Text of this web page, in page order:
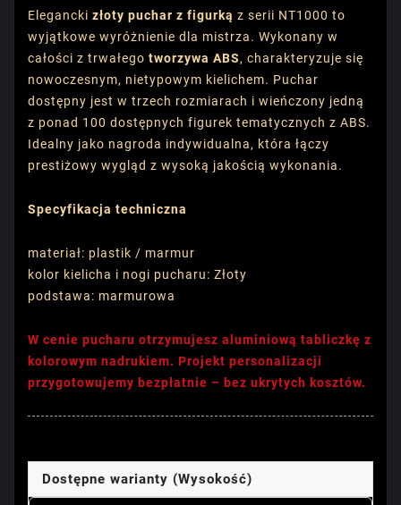
Elegancki złoty puchar z figurką z serii NT1000 to
wyjątkowe wyróżnienie dla mistrza. Wykonany w
całości z trwałego tworzywa ABS, charakteryzuje się
nowoczesnym, nietypowym kielichem. Puchar
dostępny jest w trzech rozmiarach i wieńczony jedną
z ponad 100 dostępnych figurek tematycznych z ABS.
Idealny jako nagroda indywidualna, która łączy
prestiżowy wygląd z wysoką jakością wykonania.
Specyfikacja techniczna
materiał: plastik / marmur
kolor kielicha i nogi pucharu: Złoty
podstawa: marmurowa
W cenie pucharu otrzymujesz aluminiową tabliczkę z
kolorowym nadrukiem. Projekt personalizacji
przygotowujemy bezpłatnie – bez ukrytych kosztów.
Dostępne warianty (Wysokość)